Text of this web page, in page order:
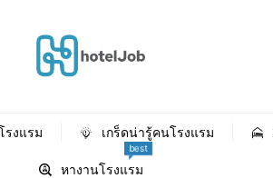
รงแรม เกร็ดน่ารู้คนโรงแรม
หางานโรงแรม
best